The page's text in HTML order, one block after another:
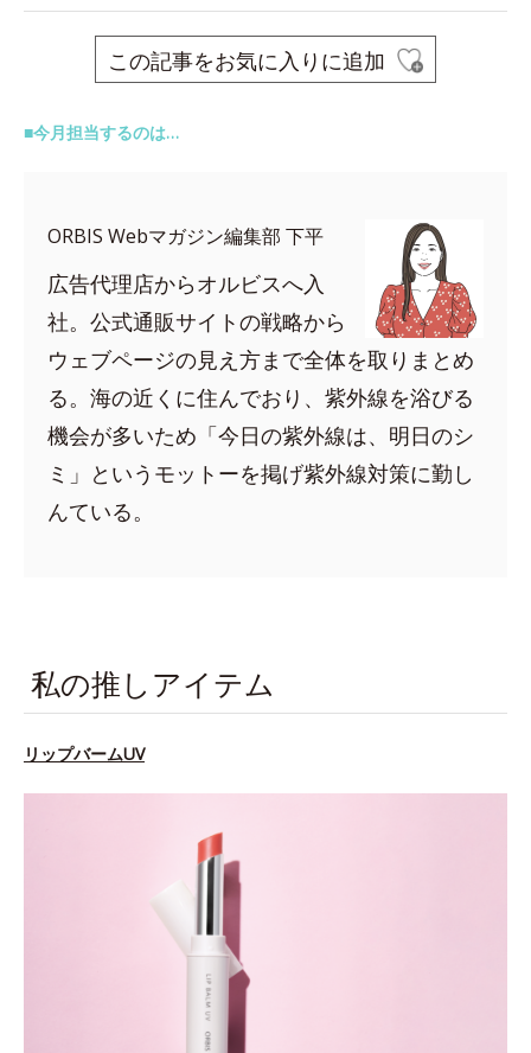
この記事をお気に入りに追加
■今月担当するのは…
ORBIS Webマガジン編集部 下平
広告代理店からオルビスへ入
社。公式通販サイトの戦略から
ウェブページの見え方まで全体を取りまとめ
る。海の近くに住んでおり、紫外線を浴びる
機会が多いため「今日の紫外線は、明日のシ
ミ」というモットーを掲げ紫外線対策に勤し
んている。
私の推しアイテム
リップバームUV